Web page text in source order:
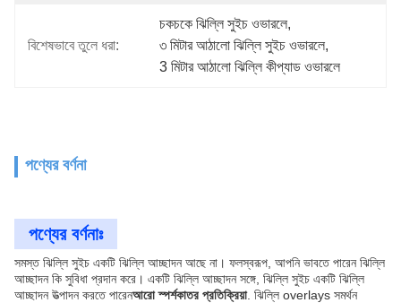
বিশেষভাবে তুলে ধরা:
চকচকে ঝিল্লি সুইচ ওভারলে,
৩ মিটার আঠালো ঝিল্লি সুইচ ওভারলে,
3 মিটার আঠালো ঝিল্লি কীপ্যাড ওভারলে
পণ্যের বর্ণনা
পণ্যের বর্ণনাঃ
সমস্ত ঝিল্লি সুইচ একটি ঝিল্লি আচ্ছাদন আছে না। ফলস্বরূপ, আপনি ভাবতে পারেন ঝিল্লি
আচ্ছাদন কি সুবিধা প্রদান করে। একটি ঝিল্লি আচ্ছাদন সঙ্গে, ঝিল্লি সুইচ একটি ঝিল্লি
আচ্ছাদন উত্পাদন করতে পারেনআরো স্পর্শকাতর প্রতিক্রিয়া. ঝিল্লি overlays সমর্থন